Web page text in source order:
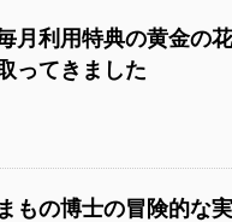
月利用特典の黄金の
ってきました
まもの博士の冒険的な